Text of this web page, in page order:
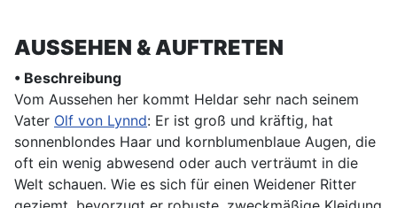
AUSSEHEN & AUFTRETEN
• Beschreibung
Vom Aussehen her kommt Heldar sehr nach seinem
Vater Olf von Lynnd: Er ist groß und kräftig, hat
sonnenblondes Haar und kornblumenblaue Augen, die
oft ein wenig abwesend oder auch verträumt in die
Welt schauen. Wie es sich für einen Weidener Ritter